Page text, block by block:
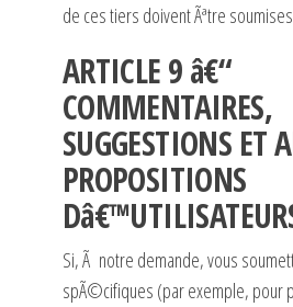
de ces tiers doivent Ãªtre
ARTICLE 9 â€“
COMMENTAIRES,
SUGGESTIONS ET
PROPOSITIONS
Si, Ã notre demande, vous
spÃ©cifiques (par exemple, pour